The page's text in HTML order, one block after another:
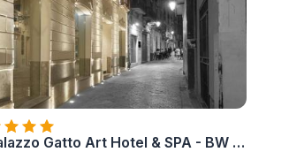
Palazzo Gatto Art Hotel & SPA - BW Premier Collection